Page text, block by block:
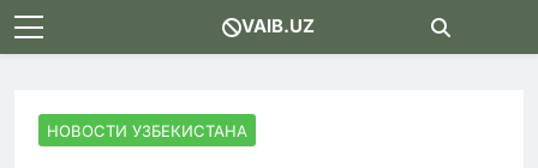
Skip
to
VAIB.UZ
НОВОСТИ УЗБЕКИСТАНА